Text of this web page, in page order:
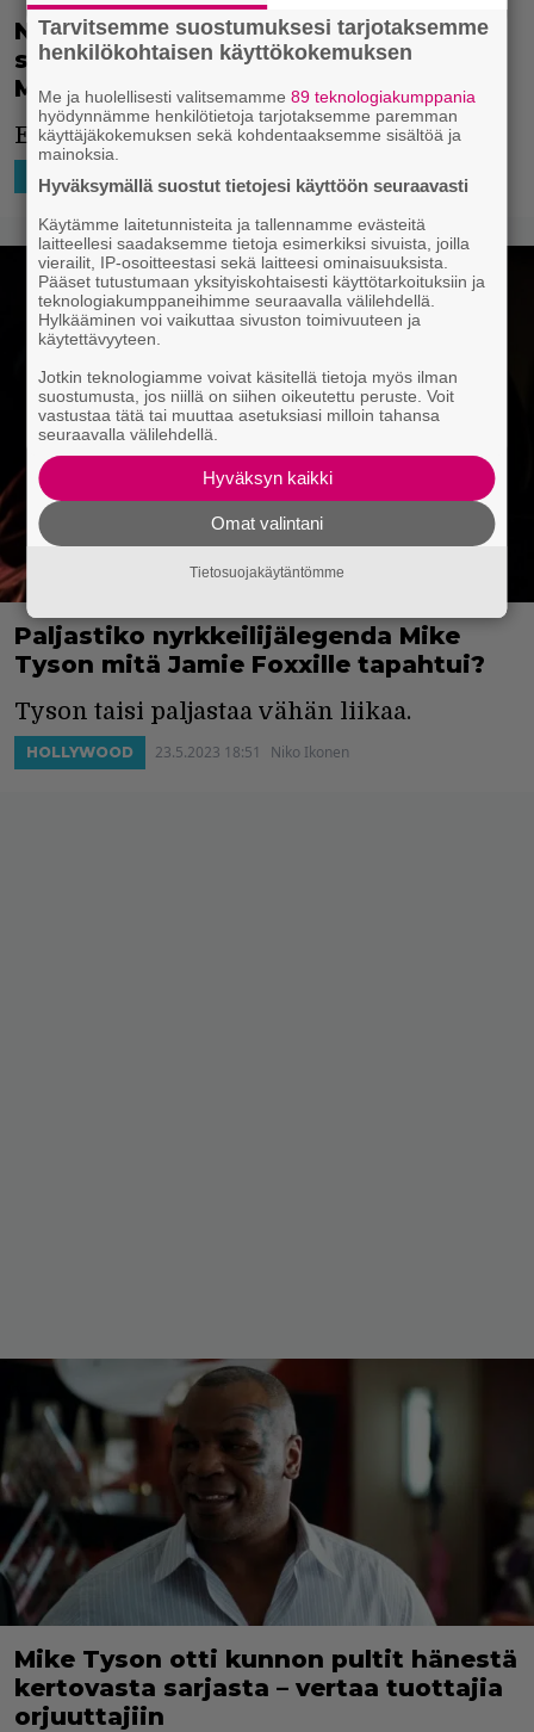
No nyt! Mike Tyson tähdittää
supersankarielokuvaa nimeltä Bunny-
Man
Elokuva toteutetaan 97 % virtuaalisesti.
HOLLYWOOD 8.2.2024 13:00 Kami Launonen
Paljastiko nyrkkeilijälegenda Mike
Tyson mitä Jamie Foxxille tapahtui?
Tyson taisi paljastaa vähän liikaa.
HOLLYWOOD 23.5.2023 18:51 Niko Ikonen
Mike Tyson otti kunnon pultit hänestä
kertovasta sarjasta – vertaa tuottajia
orjuuttajiin
Tarvitsemme suostumuksesi tarjotaksemme
henkilökohtaisen käyttökokemuksen
Me ja huolellisesti valitsemamme89 teknologiakumppania
hyödynnämme henkilötietoja tarjotaksemme paremman
käyttäjäkokemuksen sekä kohdentaaksemme sisältöä ja
mainoksia.
Hyväksymällä suostut tietojesi käyttöön seuraavasti
Käytämme laitetunnisteita ja tallennamme evästeitä
laitteellesi saadaksemme tietoja esimerkiksi sivuista, joilla
vierailit, IP-osoitteestasi sekä laitteesi ominaisuuksista.
Pääset tutustumaan yksityiskohtaisesti käyttötarkoituksiin ja
teknologiakumppaneihimme seuraavalla välilehdellä.
Hylkääminen voi vaikuttaa sivuston toimivuuteen ja
käytettävyyteen.
Jotkin teknologiamme voivat käsitellä tietoja myös ilman
suostumusta, jos niillä on siihen oikeutettu peruste. Voit
vastustaa tätä tai muuttaa asetuksiasi milloin tahansa
seuraavalla välilehdellä.
Hyväksyn kaikki
Omat valintani
Tietosuojakäytäntömme